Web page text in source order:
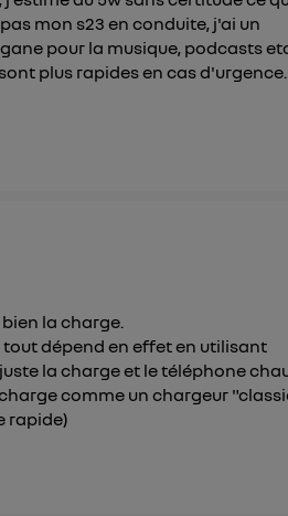
mon s23 en conduite, j'ai un
pour la musique, podcasts
plus rapides en cas d'urgence.
la charge.
dépend en effet en utilisant
la charge et le téléphone
comme un chargeur
rapide)